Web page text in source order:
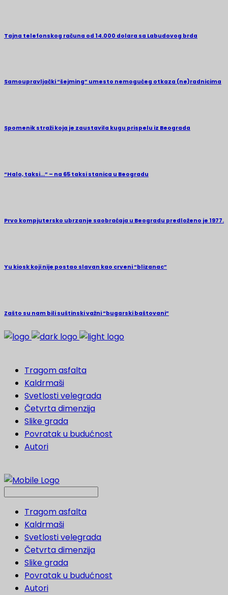
Tajna telefonskog računa od 14.000 dolara sa Labudovog brda
Samoupravljački “šejming” umesto nemogućeg otkaza (ne)radnicima
Spomenik straži koja je zaustavila kugu prispelu iz Beograda
“Halo, taksi…” – na 65 taksi stanica u Beogradu
Prvo kompjutersko ubrzanje saobraćaja u Beogradu predloženo je 1977.
Yu kiosk koji nije postao slavan kao crveni “blizanac”
Zašto su nam bili suštinski važni “bugarski baštovani”
Tragom asfalta
Kaldrmaši
Svetlosti velegrada
Četvrta dimenzija
Slike grada
Povratak u budućnost
Autori
Tragom asfalta
Kaldrmaši
Svetlosti velegrada
Četvrta dimenzija
Slike grada
Povratak u budućnost
Autori